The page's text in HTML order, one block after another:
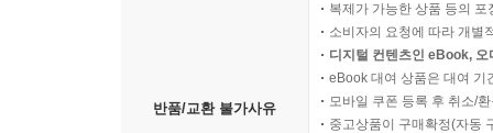
반품/교환 불가사유
복제가 가능한 상품 등의
소비자의 요청에 따라 개별
디지털 컨텐츠인 eBook,
eBook 대여 상품은 대여 기
모바일 쿠폰 등록 후 취소/
중고상품이 구매확정(자동